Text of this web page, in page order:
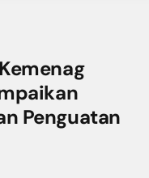
Penguatan